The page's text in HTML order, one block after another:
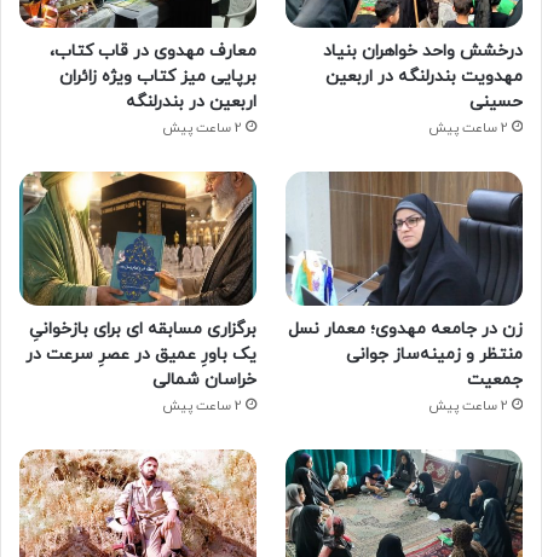
درخشش واحد خواهران بنیاد
مهدویت بندرلنگه در اربعین
حسینی
2 ساعت پیش
معارف مهدوی در قاب کتاب،
برپایی میز کتاب ویژه زائران
اربعین در بندرلنگه
2 ساعت پیش
زن در جامعه مهدوی؛ معمار نسل
منتظر و زمینه‌ساز جوانی
جمعیت
2 ساعت پیش
برگزاری مسابقه ای برای بازخوانیِ
یک باورِ عمیق در عصرِ سرعت در
خراسان شمالی
2 ساعت پیش